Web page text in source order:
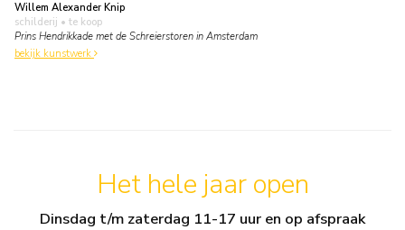
Willem Alexander Knip
schilderij • te koop
Prins Hendrikkade met de Schreierstoren in Amsterdam
bekijk kunstwerk
Het hele jaar open
Dinsdag t/m zaterdag 11-17 uur en op afspraak